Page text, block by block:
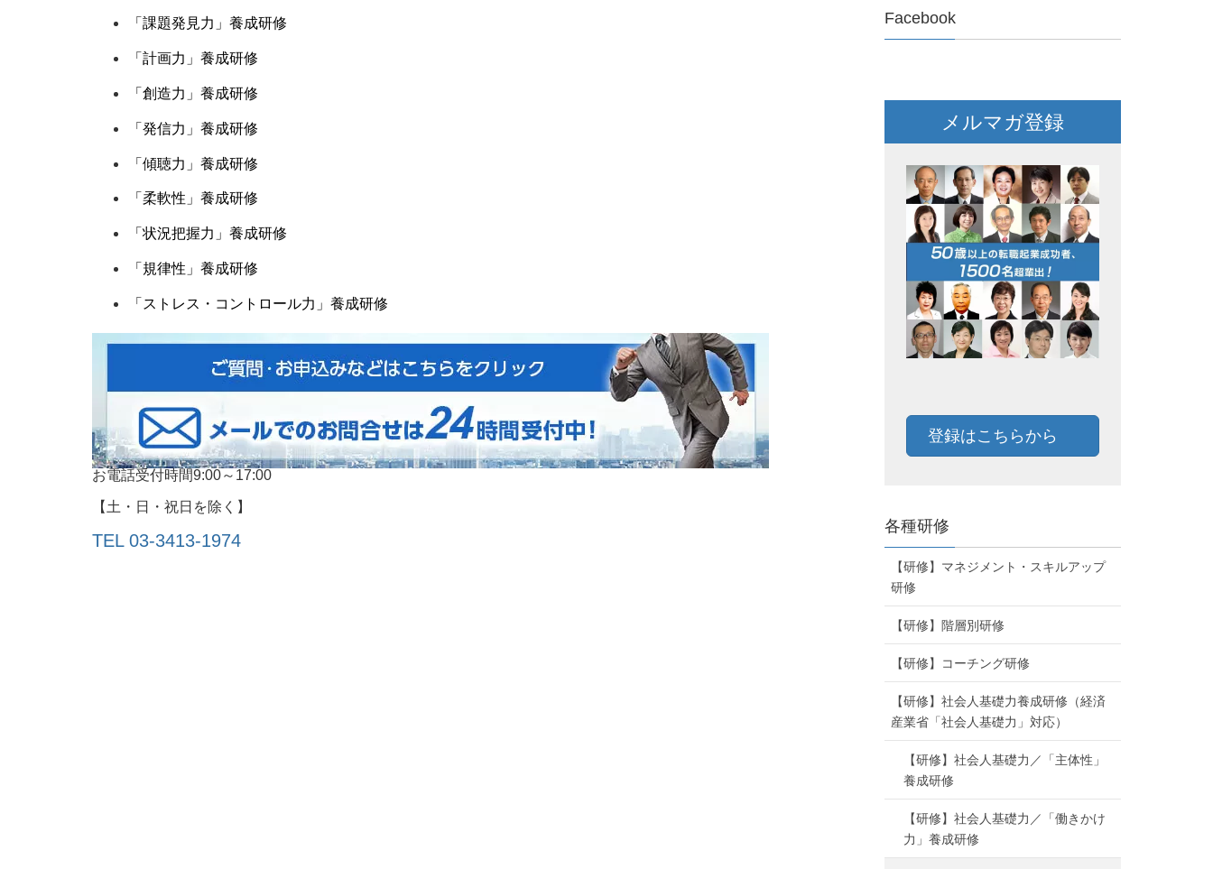
「課題発見力」養成研修
「計画力」養成研修
「創造力」養成研修
「発信力」養成研修
「傾聴力」養成研修
「柔軟性」養成研修
「状況把握力」養成研修
「規律性」養成研修
「ストレス・コントロール力」養成研修
お電話受付時間9:00～17:00
【土・日・祝日を除く】
TEL 03-3413‐1974
Facebook
メルマガ登録
登録はこちらから
各種研修
【研修】マネジメント・スキルアップ
研修
【研修】階層別研修
【研修】コーチング研修
【研修】社会人基礎力養成研修（経済
産業省「社会人基礎力」対応）
【研修】社会人基礎力／「主体性」
養成研修
【研修】社会人基礎力／「働きかけ
力」養成研修